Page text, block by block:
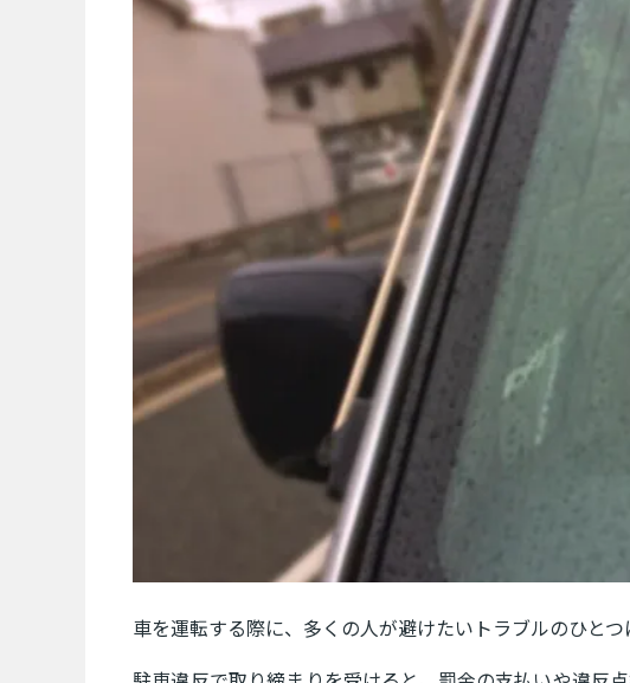
車を運転する際に、多くの人が避けたいトラブルのひとつ